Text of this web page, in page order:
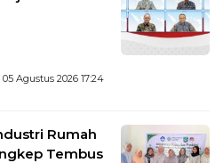
05 Agustus 2026 17:24
Rumah
Tembus